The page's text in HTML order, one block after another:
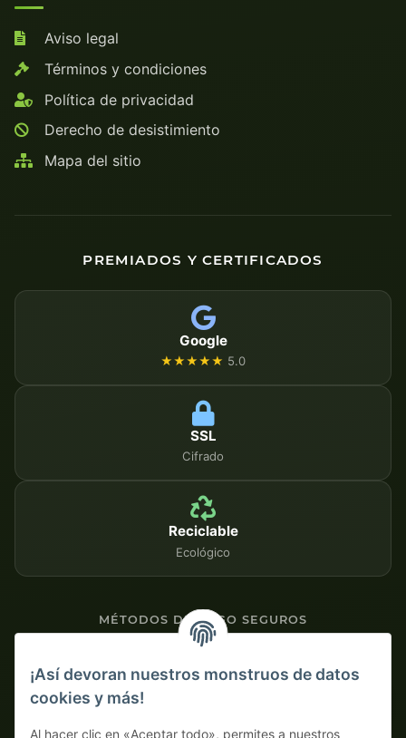
Aviso legal
Términos y condiciones
Política de privacidad
Derecho de desistimiento
Mapa del sitio
PREMIADOS Y CERTIFICADOS
Google
★★★★★ 5.0
SSL
Cifrado
Reciclable
Ecológico
MÉTODOS DE PAGO SEGUROS
Pago por adelantado con descuento
¡Así devoran nuestros monstruos de datos
cookies y más!
Al hacer clic en «Aceptar todo», permites a nuestros